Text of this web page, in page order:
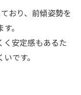
おり、前傾姿勢を
。
く安定感もあるた
です。